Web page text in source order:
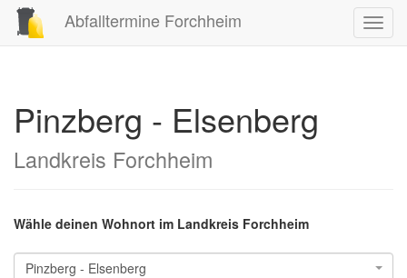
Abfalltermine Forchheim
Pinzberg - Elsenberg
Landkreis Forchheim
Wähle deinen Wohnort im Landkreis Forchheim
Pinzberg - Elsenberg